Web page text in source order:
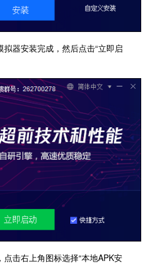
器安装完成，然后点击“立即启
击右上角图标选择“本地APK安